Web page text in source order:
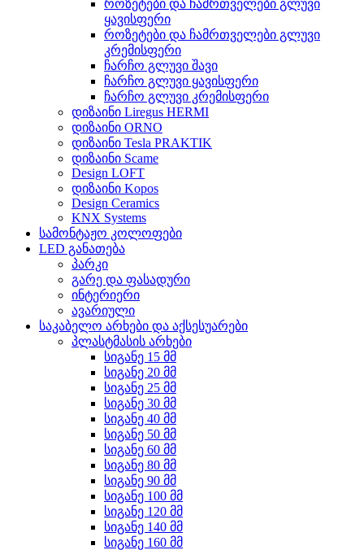
როზეტები და ჩამრთველები გლუვი
ყავისფერი
როზეტები და ჩამრთველები გლუვი
კრემისფერი
ჩარჩო გლუვი შავი
ჩარჩო გლუვი ყავისფერი
ჩარჩო გლუვი კრემისფერი
დიზაინი Liregus HERMI
დიზაინი ORNO
დიზაინი Tesla PRAKTIK
დიზაინი Scame
Design LOFT
დიზაინი Kopos
Design Ceramics
KNX Systems
სამონტაჟო კოლოფები
LED განათება
პარკი
გარე და ფასადური
ინტერიერი
ავარიული
საკაბელო არხები და აქსესუარები
პლასტმასის არხები
სიგანე 15 მმ
სიგანე 20 მმ
სიგანე 25 მმ
სიგანე 30 მმ
სიგანე 40 მმ
სიგანე 50 მმ
სიგანე 60 მმ
სიგანე 80 მმ
სიგანე 90 მმ
სიგანე 100 მმ
სიგანე 120 მმ
სიგანე 140 მმ
სიგანე 160 მმ